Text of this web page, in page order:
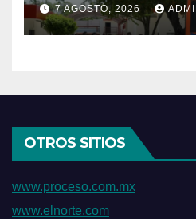
sede del
7 AGOSTO, 2026
OTROS SITIOS
www.proceso.com.mx
www.elnorte.com